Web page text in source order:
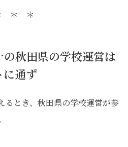
＊ ＊
秋田県の学校運営は
に通ず
るとき、秋田県の学校運営が参